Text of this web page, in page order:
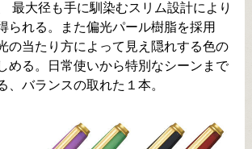
最大径も手に馴染むスリム設計により
られる。また偏光パール樹脂を採用
の当たり方によって見え隠れする色の
める。日常使いから特別なシーンまで
、バランスの取れた１本。